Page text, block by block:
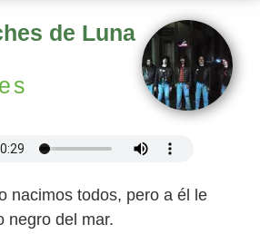
de Luna
nacimos todos, pero a él le
negro del mar.